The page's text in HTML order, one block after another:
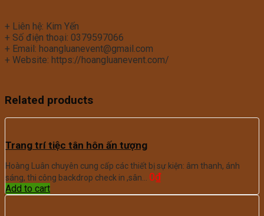
+ Liên hệ: Kim Yến
+ Số điện thoại: 0379597066
+ Email: hoangluanevent@gmail.com
+ Website: https://hoangluanevent.com/
Related products
Trang trí tiệc tân hôn ấn tượng
Hoàng Luân chuyên cung cấp các thiết bị sự kiện: âm thanh, ánh
sáng, thi công backdrop check in ,sân… 0₫
Add to cart